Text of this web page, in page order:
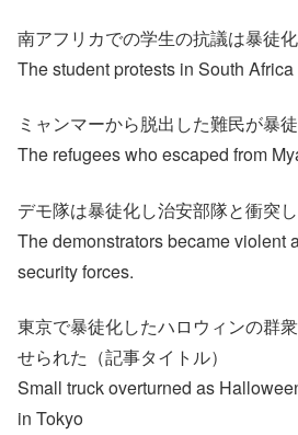
南アフリカでの学生の抗議は暴徒化
The student protests in South
ミャンマーから脱出した難民が暴徒
The refugees who escaped from
デモ隊は暴徒化し治安部隊と衝突し
The demonstrators became violent
security forces.
東京で暴徒化したハロウィンの群
せられた（記事タイトル）
Small truck overturned as
in Tokyo